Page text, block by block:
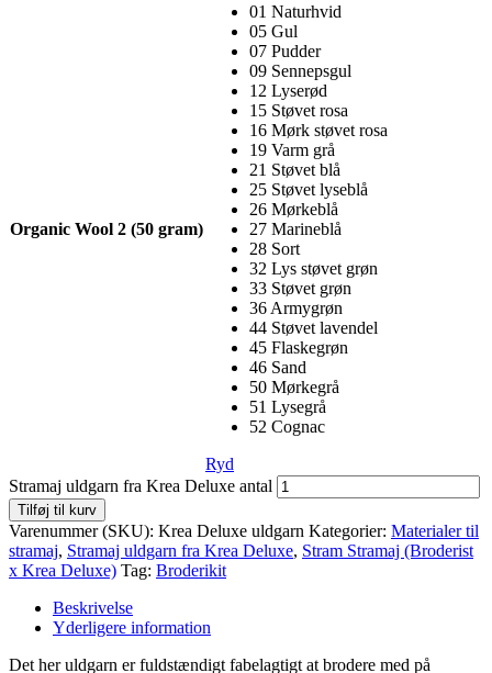
Organic Wool 2 (50 gram)
01 Naturhvid
05 Gul
07 Pudder
09 Sennepsgul
12 Lyserød
15 Støvet rosa
16 Mørk støvet rosa
19 Varm grå
21 Støvet blå
25 Støvet lyseblå
26 Mørkeblå
27 Marineblå
28 Sort
32 Lys støvet grøn
33 Støvet grøn
36 Armygrøn
44 Støvet lavendel
45 Flaskegrøn
46 Sand
50 Mørkegrå
51 Lysegrå
52 Cognac
Ryd
Stramaj uldgarn fra Krea Deluxe antal
Tilføj til kurv
Varenummer (SKU): Krea Deluxe uldgarn Kategorier: Materialer til
stramaj, Stramaj uldgarn fra Krea Deluxe, Stram Stramaj (Broderist
x Krea Deluxe) Tag: Broderikit
Beskrivelse
Yderligere information
Det her uldgarn er fuldstændigt fabelagtigt at brodere med på